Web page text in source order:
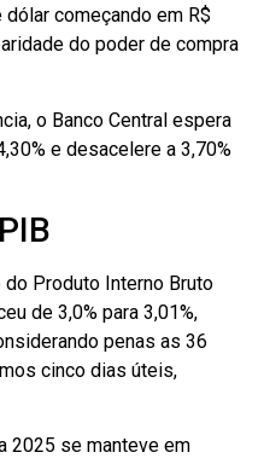
começando em R$
do poder de compra
o Banco Central espera
e desacelere a 3,70%
Produto Interno Bruto
de 3,0% para 3,01%,
penas as 36
cinco dias úteis,
2025 se manteve em